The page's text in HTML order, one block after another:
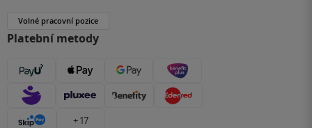
Volné pracovní pozice
Platební metody
+ 17